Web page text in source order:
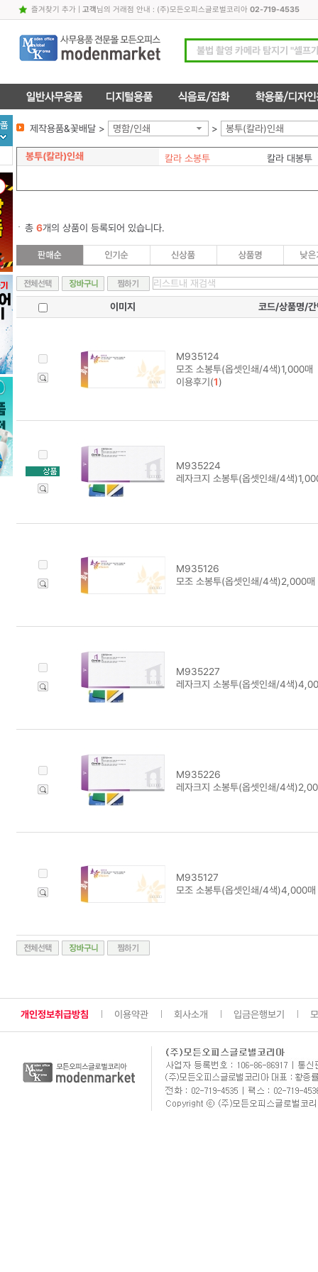
즐겨찾기 추가| 고객님의 거래점 안내 : (주)모든오피스글로벌코리아 02-719-4535
제작용품&꽃배달 > 명함/인쇄 > 봉투(칼라)인쇄
봉투(칼라)인쇄 칼라 소봉투 칼라 대봉투
총 6개의 상품이 등록되어 있습니다.
이미지 코드/상품명/간
M935124
모조 소봉투(옵셋인쇄/4색)1,000매
이용후기(1)
M935224
레자크지 소봉투(옵셋인쇄/4색
M935126
모조 소봉투(옵셋인쇄/4색)2,000매
M935227
레자크지 소봉투(옵셋인쇄/4색
M935226
레자크지 소봉투(옵셋인쇄/4색
M935127
모조 소봉투(옵셋인쇄/4색)4,000매
개인정보취급방침 이용약관 회사소개 입금은행보기